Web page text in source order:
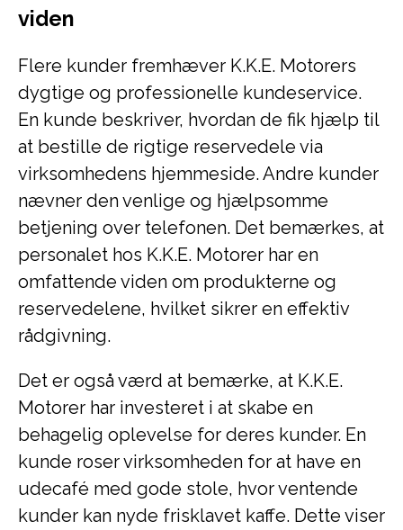
viden
Flere kunder fremhæver K.K.E. Motorers
dygtige og professionelle kundeservice.
En kunde beskriver, hvordan de fik hjælp til
at bestille de rigtige reservedele via
virksomhedens hjemmeside. Andre kunder
nævner den venlige og hjælpsomme
betjening over telefonen. Det bemærkes, at
personalet hos K.K.E. Motorer har en
omfattende viden om produkterne og
reservedelene, hvilket sikrer en effektiv
rådgivning.
Det er også værd at bemærke, at K.K.E.
Motorer har investeret i at skabe en
behagelig oplevelse for deres kunder. En
kunde roser virksomheden for at have en
udecafé med gode stole, hvor ventende
kunder kan nyde frisklavet kaffe. Dette viser